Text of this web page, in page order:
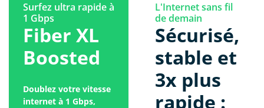
Surfez ultra rapide à
1 Gbps
Fiber XL
Boosted
Doublez votre vitesse
internet à 1 Gbps,
L'Internet sans fil
de demain
Sécurisé,
stable et
3x plus
rapide :